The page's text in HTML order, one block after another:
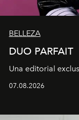
BELLEZA
DUO PARFAIT
Una editorial
07.08.2026